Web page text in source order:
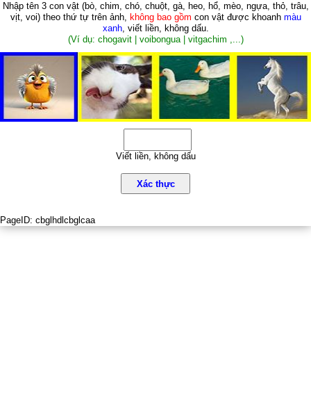
Nhập tên 3 con vật (bò, chim, chó, chuột, gà, heo, hổ, mèo, ngựa, thỏ, trâu,
vịt, voi)theo thứ tự trên ảnh, không bao gồm con vật được khoanh màu
xanh, viết liền, không dấu.
(Ví dụ: chogavit | voibongua | vitgachim ,...)
Viết liền, không dấu
Xác thực
PageID: cbglhdlcbglcaa